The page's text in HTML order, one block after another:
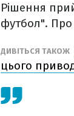
Рішення
футбол".
ДИВІТЬСЯ ТАКОЖ
цього